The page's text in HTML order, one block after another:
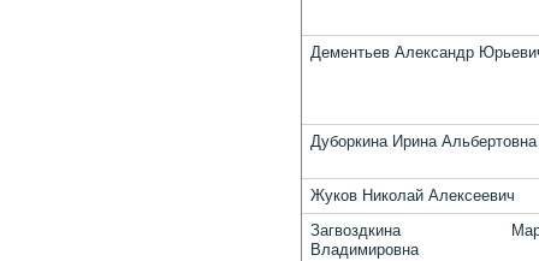
Дементьев Александр
Дуборкина Ирина Альбертовна
Жуков Николай Алексеевич
Загвоздкина
Владимировна